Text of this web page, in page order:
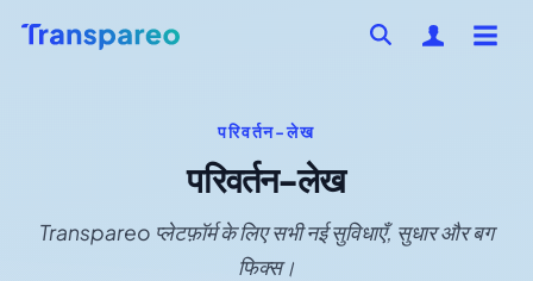
परिवर्तन-लेख
परिवर्तन-लेख
Transpareo प्लेटफ़ॉर्म के लिए सभी नई सुविधाएँ, सुधार और बग
फिक्स।